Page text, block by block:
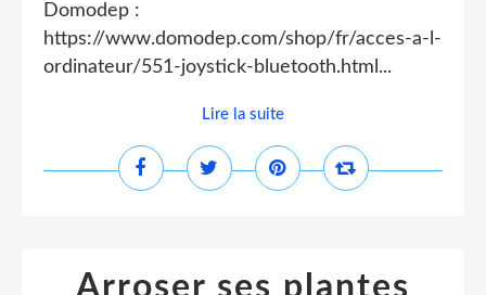
Domodep :
https://www.domodep.com/shop/fr/acces-a-l-
ordinateur/551-joystick-bluetooth.html...
Lire la suite
Arroser ses plantes